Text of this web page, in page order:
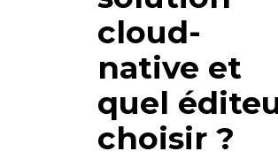
cloud-
native et
quel
choisir ?